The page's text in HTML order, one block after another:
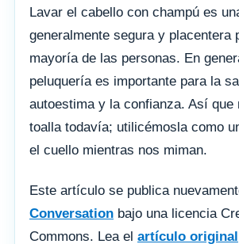
Lavar el cabello con champú es
generalmente segura y placentera
mayoría de las personas. En
peluquería es importante para la
autoestima y la confianza. Así que
toalla todavía; utilicémosla como
el cuello mientras nos miman.
Este artículo se publica
Conversation bajo una licencia
Commons. Lea el artículo original